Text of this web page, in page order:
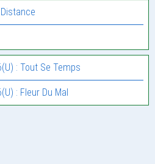
: Tout Se Temps
: Fleur Du Mal